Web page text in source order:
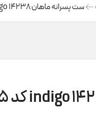
ست پسرانه ماهان ۱۴۲۳۸ indigo کد H000885